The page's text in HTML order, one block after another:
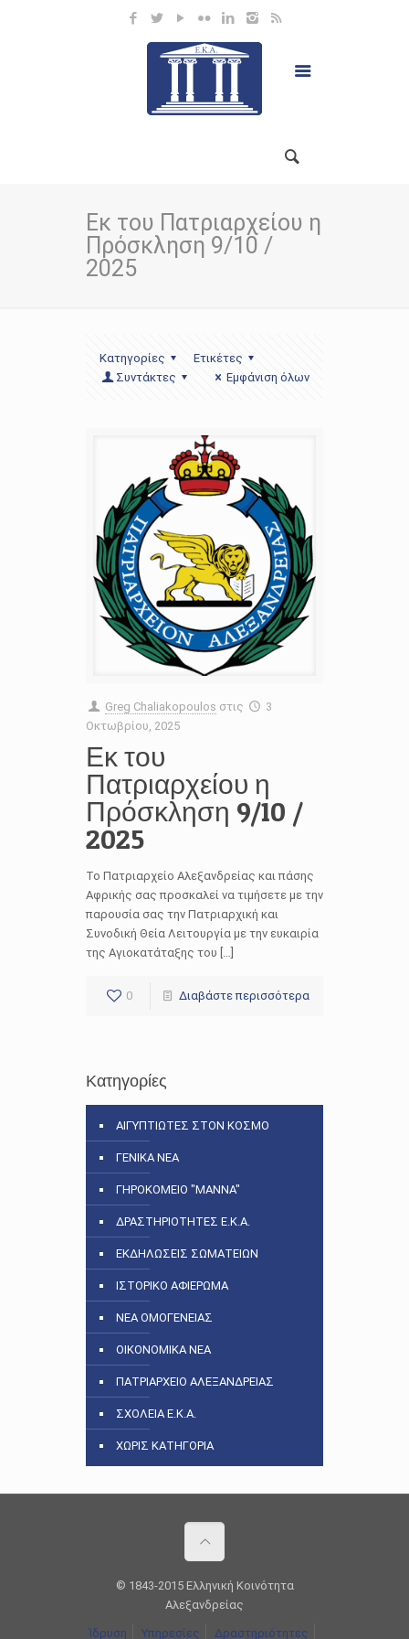
Εκ του Πατριαρχείου η
Πρόσκληση 9/10 /
2025
Κατηγορίες
Ετικέτες
Συντάκτες
Εμφάνιση όλων
Greg Chaliakopoulos στις
3
Οκτωβρίου, 2025
Εκ του
Πατριαρχείου η
Πρόσκληση 9/10 /
2025
Το Πατριαρχείο Αλεξανδρείας και πάσης
Αφρικής σας προσκαλεί να τιμήσετε με την
παρουσία σας την Πατριαρχική και
Συνοδική Θεία Λειτουργία με την ευκαιρία
της Αγιοκατάταξης του […]
0 Διαβάστε περισσότερα
Κατηγορίες
ΑΙΓΥΠΤΙΩΤΕΣ ΣΤΟΝ ΚΟΣΜΟ
ΓΕΝΙΚΑ ΝΕΑ
ΓΗΡΟΚΟΜΕΙΟ "ΜΑΝΝΑ"
ΔΡΑΣΤΗΡΙΟΤΗΤΕΣ Ε.Κ.Α.
ΕΚΔΗΛΩΣΕΙΣ ΣΩΜΑΤΕΙΩΝ
ΙΣΤΟΡΙΚΟ ΑΦΙΕΡΩΜΑ
ΝΕΑ ΟΜΟΓΕΝΕΙΑΣ
ΟΙΚΟΝΟΜΙΚΑ ΝΕΑ
ΠΑΤΡΙΑΡΧΕΙΟ ΑΛΕΞΑΝΔΡΕΙΑΣ
ΣΧΟΛΕΙΑ Ε.Κ.Α.
ΧΩΡΙΣ ΚΑΤΗΓΟΡΙΑ
© 1843-2015 Ελληνική Κοινότητα
Αλεξανδρείας
Ίδρυση Υπηρεσίες Δραστηριότητες